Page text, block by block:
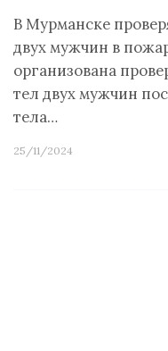
В Мурманске
двух мужчин в
организована
тел двух мужчин
тела…
25/11/2024